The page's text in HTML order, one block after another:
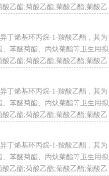
用拟除虫菊酯类杀虫剂，
乙酯;菊酸乙酯;菊酸乙酯;菊酸乙
酯;菊酸乙酯;菊酸乙酯;
丁烯基环丙烷-1-羧酸乙酯，其为
苯醚菊酯、丙炔菊酯等卫生用拟
乙酯;菊酸乙酯;菊酸乙酯;菊酸乙
酯;菊酸乙酯;菊酸乙酯;
丁烯基环丙烷-1-羧酸乙酯，其为
苯醚菊酯、丙炔菊酯等卫生用拟
乙酯;菊酸乙酯;菊酸乙酯;菊酸乙
酯;菊酸乙酯;菊酸乙酯;
丁烯基环丙烷-1-羧酸乙酯，其为
苯醚菊酯、丙炔菊酯等卫生用拟
乙酯;菊酸乙酯;菊酸乙酯;菊酸乙